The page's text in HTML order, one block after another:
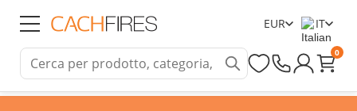
EUR IT
0